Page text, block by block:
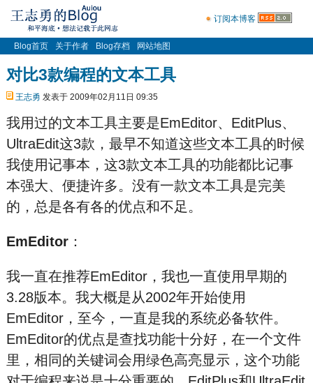
订阅本博客
Blog首页 关于作者 Blog存档 网站地图
对比3款编程的文本工具
王志勇 发表于 2009年02月11日 09:35
我用过的文本工具主要是EmEditor、EditPlus、
UltraEdit这3款，最早不知道这些文本工具的时候
我使用记事本，这3款文本工具的功能都比记事
本强大、便捷许多。没有一款文本工具是完美
的，总是各有各的优点和不足。
EmEditor：
我一直在推荐EmEditor，我也一直使用早期的
3.28版本。我大概是从2002年开始使用
EmEditor，至今，一直是我的系统必备软件。
EmEditor的优点是查找功能十分好，在一个文件
里，相同的关键词会用绿色高亮显示，这个功能